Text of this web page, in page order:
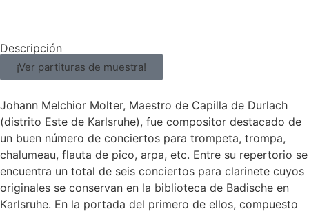
Descripción
¡Ver partituras de muestra!
Johann Melchior Molter, Maestro de Capilla de Durlach
(distrito Este de Karlsruhe), fue compositor destacado de
un buen número de conciertos para trompeta, trompa,
chalumeau, flauta de pico, arpa, etc. Entre su repertorio se
encuentra un total de seis conciertos para clarinete cuyos
originales se conservan en la biblioteca de Badische en
Karlsruhe. En la portada del primero de ellos, compuesto